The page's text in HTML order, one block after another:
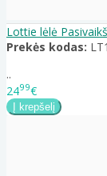
Lottie lėlė
Prekės kodas:
..
2499€